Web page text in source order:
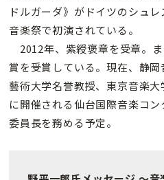
ドルガーダ》がドイツのシュ
音楽祭で初演されている。
2012年、紫綬褒章を受章。
賞を受賞している。現在、静
藝術大学名誉教授、東京音楽
に開催される仙台国際音楽コ
委員長を務める予定。